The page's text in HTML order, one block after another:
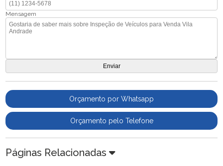
Mensagem
Orçamento por Whatsapp
Orçamento pelo Telefone
Páginas Relacionadas